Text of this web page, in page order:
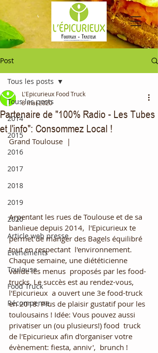
Post
Tous les posts
2014
2015
2016
2017
2018
2019
2020
Article web presse
Evénements
Toulouse
Food Truck
Récompense
Tous les posts
Partenaire de "100% Radio - Les Tubes
et l'info": Consommez Local !
L'Epicurieux Food Truck
8 mai 2020
Grand Toulouse  |
Arpentant les rues de Toulouse et de sa
banlieue depuis 2014,  l'Epicurieux te
permet de manger des Bagels équilibré
tout en respectant  l'environnement.
Chaque semaine, une diététicienne
valide les menus  proposés par les food-
trucks. Le succès est au rendez-vous,
l'Epicurieux  a ouvert une 3e food-truck
en 2018. Plus de plaisir gustatif pour les
toulousains ! Idée: Vous pouvez aussi
privatiser un (ou plusieurs!) food  truck
de l'Epicurieux afin d'organiser votre
évènement: fiesta, anniv',  brunch !